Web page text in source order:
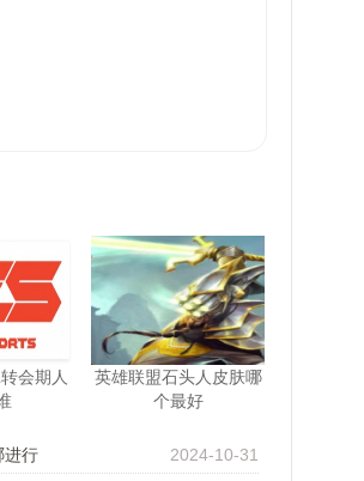
会期人
英雄联盟石头人皮肤哪
个最好
进行
2024-10-31